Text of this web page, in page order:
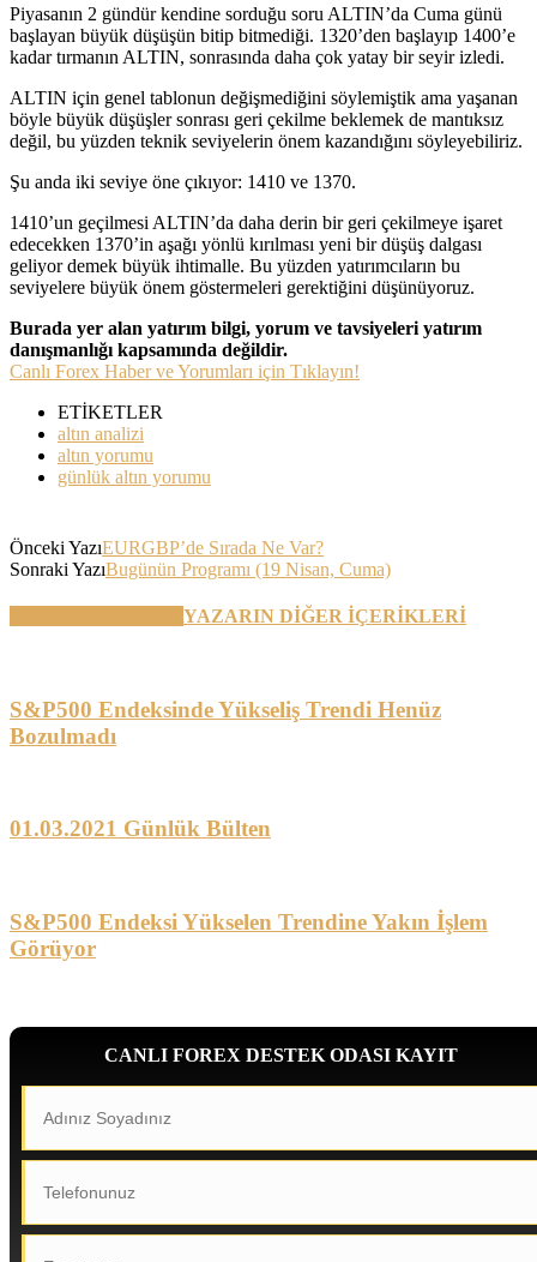
Piyasanın 2 gündür kendine sorduğu soru ALTIN’da Cuma günü
başlayan büyük düşüşün bitip bitmediği. 1320’den başlayıp 1400’e
kadar tırmanın ALTIN, sonrasında daha çok yatay bir seyir izledi.
ALTIN için genel tablonun değişmediğini söylemiştik ama yaşanan
böyle büyük düşüşler sonrası geri çekilme beklemek de mantıksız
değil, bu yüzden teknik seviyelerin önem kazandığını söyleyebiliriz.
Şu anda iki seviye öne çıkıyor: 1410 ve 1370.
1410’un geçilmesi ALTIN’da daha derin bir geri çekilmeye işaret
edecekken 1370’in aşağı yönlü kırılması yeni bir düşüş dalgası
geliyor demek büyük ihtimalle. Bu yüzden yatırımcıların bu
seviyelere büyük önem göstermeleri gerektiğini düşünüyoruz.
Burada yer alan yatırım bilgi, yorum ve tavsiyeleri yatırım
danışmanlığı kapsamında değildir.
Canlı Forex Haber ve Yorumları için Tıklayın!
ETİKETLER
altın analizi
altın yorumu
günlük altın yorumu
Önceki YazıEURGBP’de Sırada Ne Var?
Sonraki YazıBugünün Programı (19 Nisan, Cuma)
YAZARIN DİĞER İÇERİKLERİ
S&P500 Endeksinde Yükseliş Trendi Henüz
Bozulmadı
01.03.2021 Günlük Bülten
S&P500 Endeksi Yükselen Trendine Yakın İşlem
Görüyor
CANLI FOREX DESTEK ODASI KAYIT